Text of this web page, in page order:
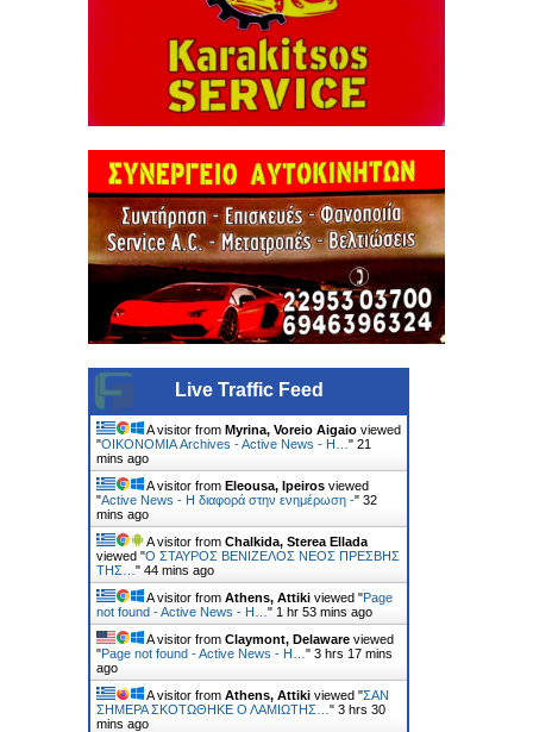
Live Traffic Feed
A visitor from Myrina, Voreio Aigaio viewed
"ΟΙΚΟΝΟΜΙΑ Archives - Active News - Η… " 21
mins ago
A visitor from Eleousa, Ipeiros viewed
"Active News - Η διαφορά στην ενημέρωση -" 32
mins ago
A visitor from Chalkida, Sterea Ellada
viewed "Ο ΣΤΑΥΡΟΣ ΒΕΝΙΖΕΛΟΣ ΝΕΟΣ ΠΡΕΣΒΗΣ
ΤΗΣ… " 44 mins ago
A visitor from Athens, Attiki viewed "Page
not found - Active News - Η… " 1 hr 53 mins ago
A visitor from Claymont, Delaware viewed
"Page not found - Active News - Η… " 3 hrs 17 mins
ago
A visitor from Athens, Attiki viewed "ΣΑΝ
ΣΗΜΕΡΑ ΣΚΟΤΩΘΗΚΕ Ο ΛΑΜΙΩΤΗΣ… " 3 hrs 30
mins ago